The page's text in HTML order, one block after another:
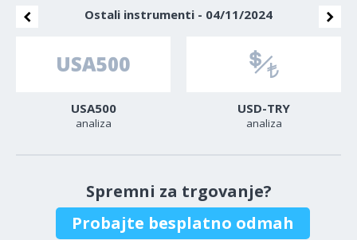
Ostali instrumenti - 04/11/2024
USA500
analiza
USD-TRY
analiza
Spremni za trgovanje?
Probajte besplatno odmah